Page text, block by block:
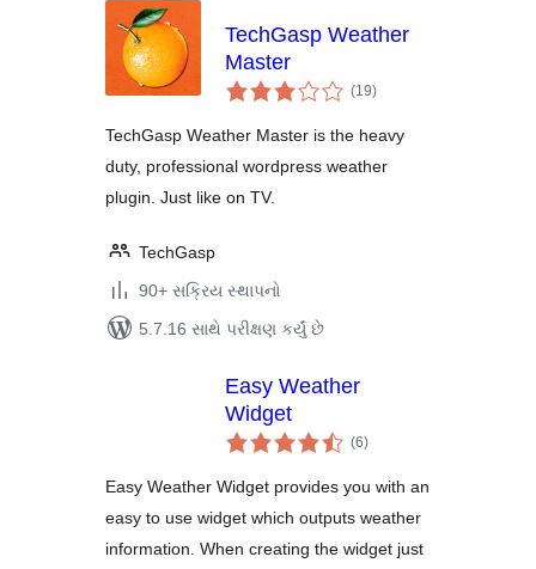
TechGasp Weather
Master
(19કુલ
રેટિંગ્સ
)
TechGasp Weather Master is the heavy
duty, professional wordpress weather
plugin. Just like on TV.
TechGasp
90+ સક્રિય સ્થાપનો
5.7.16 સાથે પરીક્ષણ કર્યું છે
Easy Weather
Widget
(6કુલ
રેટિંગ્સ
)
Easy Weather Widget provides you with an
easy to use widget which outputs weather
information. When creating the widget just